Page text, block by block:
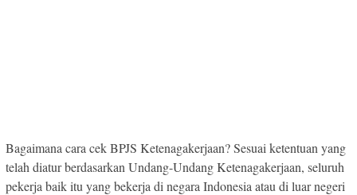
Bagaimana cara cek BPJS Ketenagakerjaan? Sesuai ketentuan yang
telah diatur berdasarkan Undang-Undang Ketenagakerjaan, seluruh
pekerja baik itu yang bekerja di negara Indonesia atau di luar negeri